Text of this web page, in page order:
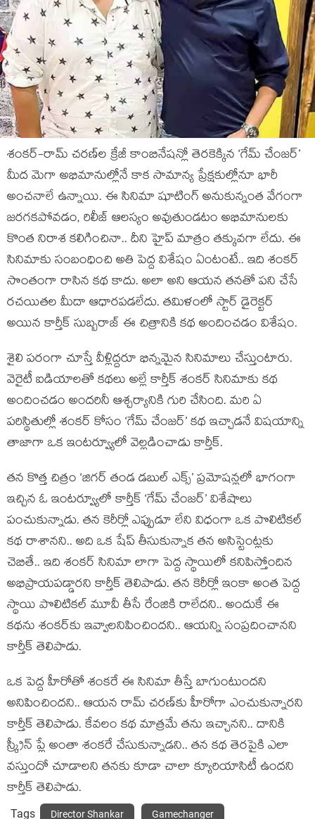
శంకర్-రామ్ చరణ్‌ల క్రేజీ కాంబినేషన్లో తెరకెక్కిన ‘గేమ్ చేంజర్’
మీద మెగా అభిమానుల్లోనే కాక సామాన్య ప్రేక్షకుల్లోనూ భారీ
అంచనాలే ఉన్నాయి. ఈ సినిమా షూటింగ్ అనుకున్నంత వేగంగా
జరగకపోవడం, రిలీజ్ ఆలస్యం అవుతుండటం అభిమానులకు
కొంత నిరాశ కలిగించినా.. దీని హైప్ మాత్రం తక్కువగా లేదు. ఈ
సినిమాకు సంబంధించి అతి పెద్ద విశేషం ఏంటంటే.. ఇది శంకర్
సొంతంగా రాసిన కథ కాదు. అలా అని ఆయన తనతో పని చేసే
రచయితల మీదా ఆధారపడలేదు. తమిళంలో స్టార్ డైరెక్టర్
అయిన కార్తీక్ సుబ్బరాజ్ ఈ చిత్రానికి కథ అందించడం విశేషం.
శైలి పరంగా చూస్తే వీళ్లిద్దరూ భిన్నమైన సినిమాలు చేస్తుంటారు.
వెరైటీ ఐడియాలతో కథలు అల్లే కార్తీక్ శంకర్ సినిమాకు కథ
అందించడం అందరినీ ఆశ్చర్యానికి గురి చేసింది. మరి ఏ
పరిస్థితుల్లో శంకర్ కోసం ‘గేమ్ చేంజర్’ కథ ఇచ్చాడనే విషయాన్ని
తాజాగా ఒక ఇంటర్వ్యూలో వెల్లడించాడు కార్తీక్.
తన కొత్త చిత్రం ‘జిగర్ తండ డబుల్ ఎక్స్’ ప్రమోషన్లలో భాగంగా
ఇచ్చిన ఓ ఇంటర్వ్యూలో కార్తీక్ ‘గేమ్ చేంజర్’ విశేషాలు
పంచుకున్నాడు. తన కెరీర్లో ఎప్పుడూ లేని విధంగా ఒక పొలిటికల్
కథ రాశానని.. అది ఒక షేప్ తీసుకున్నాక తన అసిస్టెంట్లకు
చెబితే.. ఇది శంకర్ సినిమా లాగా పెద్ద స్థాయిలో కనిపిస్తోందిన
అభిప్రాయపడ్డారని కార్తీక్ తెలిపాడు. తన కెరీర్లో ఇంకా అంత పెద్ద
స్థాయి పొలిటికల్ మూవీ తీసే రేంజికి రాలేదని.. అందుకే ఈ
కథను శంకర్‌కు ఇవ్వాలనిపించిందని.. ఆయన్ని సంప్రదించానని
కార్తీక్ తెలిపాడు.
ఒక పెద్ద హీరోతో శంకరే ఈ సినిమా తీస్తే బాగుంటుందని
అనిపించిందని.. ఆయన రామ్ చరణ్‌కు హీరోగా ఎంచుకున్నారని
కార్తీక్ తెలిపాడు. కేవలం కథ మాత్రమే తను ఇచ్చానని.. దానికి
స్క్రీన్ ప్లే అంతా శంకరే చేసుకున్నాడని.. తన కథ తెరపైకి ఎలా
వస్తుందో చూడాలని తనకు కూడా చాలా క్యూరియాసిటీ ఉందని
కార్తీక్ తెలిపాడు.
Tags Director Shankar Gamechanger